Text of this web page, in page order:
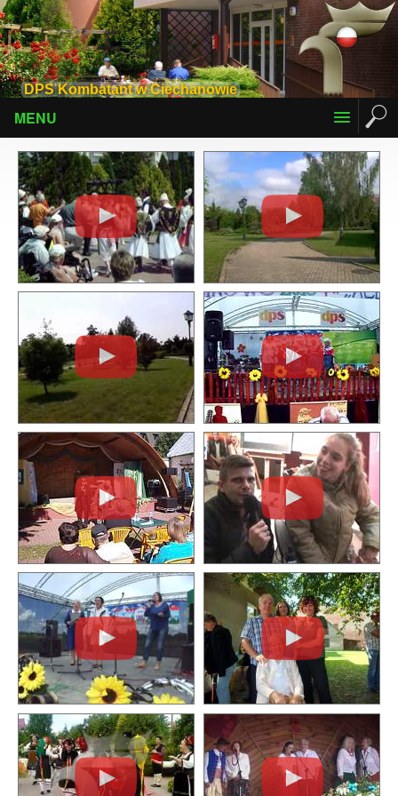
DPS Kombatant w Ciechanowie
MENU